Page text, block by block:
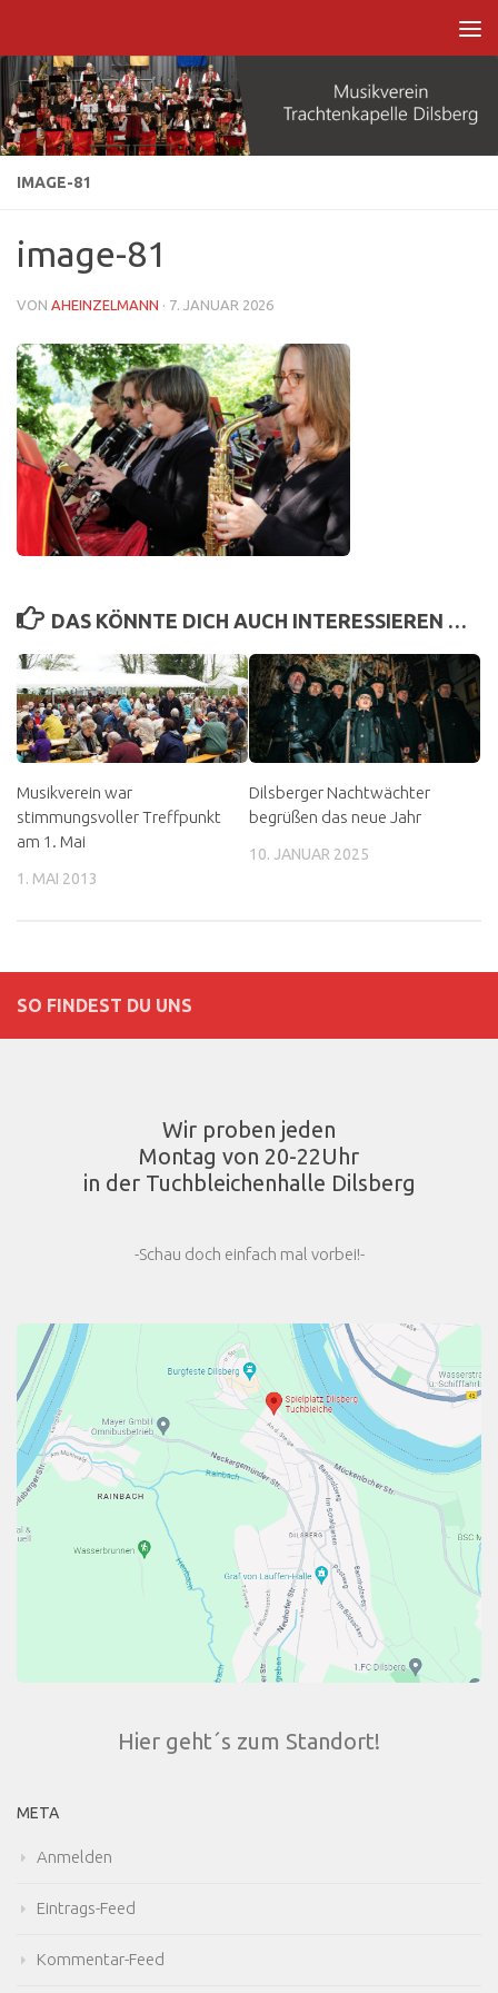
IMAGE-81
image-81
VON AHEINZELMANN · 7. JANUAR 2026
DAS KÖNNTE DICH AUCH INTERESSIEREN …
Musikverein war
stimmungsvoller Treffpunkt
am 1. Mai
1. MAI 2013
Dilsberger Nachtwächter
begrüßen das neue Jahr
10. JANUAR 2025
SO FINDEST DU UNS
Wir proben jeden
Montag von 20-22Uhr
in der Tuchbleichenhalle Dilsberg
-Schau doch einfach mal vorbei!-
Hier geht´s zum Standort!
META
Anmelden
Eintrags-Feed
Kommentar-Feed